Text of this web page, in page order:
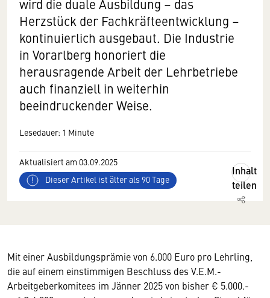
wird die duale Ausbildung – das
Herzstück der Fachkräfteentwicklung –
kontinuierlich ausgebaut. Die Industrie
in Vorarlberg honoriert die
herausragende Arbeit der Lehrbetriebe
auch finanziell in weiterhin
beeindruckender Weise.
Lesedauer: 1 Minute
Aktualisiert am 03.09.2025
Dieser Artikel ist älter als 90 Tage
Inhalt
teilen
Mit einer Ausbildungsprämie von 6.000 Euro pro Lehrling,
die auf einem einstimmigen Beschluss des V.E.M.-
Arbeitgeberkomitees im Jänner 2025 von bisher € 5.000.-